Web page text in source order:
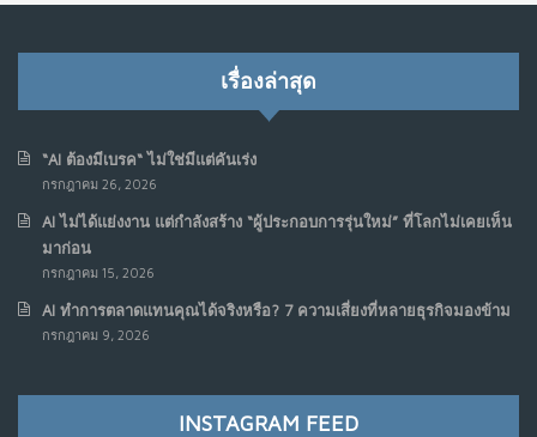
เรื่องล่าสุด
“AI ต้องมีเบรค“ ไม่ใช่มีแต่คันเร่ง
กรกฎาคม 26, 2026
AI ไม่ได้แย่งงาน แต่กำลังสร้าง “ผู้ประกอบการรุ่นใหม่” ที่โลกไม่เคยเห็น
มาก่อน
กรกฎาคม 15, 2026
AI ทำการตลาดแทนคุณได้จริงหรือ? 7 ความเสี่ยงที่หลายธุรกิจมองข้าม
กรกฎาคม 9, 2026
INSTAGRAM FEED